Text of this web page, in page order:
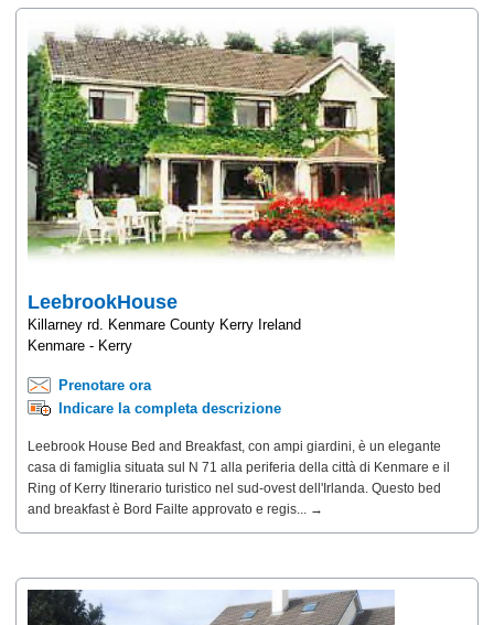
LeebrookHouse
Killarney rd. Kenmare County Kerry Ireland
Kenmare - Kerry
Prenotare ora
Indicare la completa descrizione
Leebrook House Bed and Breakfast, con ampi giardini, è un elegante
casa di famiglia situata sul N 71 alla periferia della città di Kenmare e il
Ring of Kerry Itinerario turistico nel sud-ovest dell'Irlanda. Questo bed
and breakfast è Bord Failte approvato e regis... →